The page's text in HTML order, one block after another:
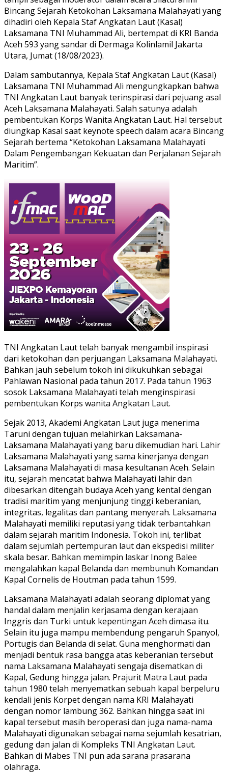
Bincang Sejarah Ketokohan Laksamana Malahayati yang
dihadiri oleh Kepala Staf Angkatan Laut (Kasal)
Laksamana TNI Muhammad Ali, bertempat di KRI Banda
Aceh 593 yang sandar di Dermaga Kolinlamil Jakarta
Utara, Jumat (18/08/2023).
Dalam sambutannya, Kepala Staf Angkatan Laut (Kasal)
Laksamana TNI Muhammad Ali mengungkapkan bahwa
TNI Angkatan Laut banyak terinspirasi dari pejuang asal
Aceh Laksamana Malahayati. Salah satunya adalah
pembentukan Korps Wanita Angkatan Laut. Hal tersebut
diungkap Kasal saat keynote speech dalam acara Bincang
Sejarah bertema “Ketokohan Laksamana Malahayati
Dalam Pengembangan Kekuatan dan Perjalanan Sejarah
Maritim”.
TNI Angkatan Laut telah banyak mengambil inspirasi
dari ketokohan dan perjuangan Laksamana Malahayati.
Bahkan jauh sebelum tokoh ini dikukuhkan sebagai
Pahlawan Nasional pada tahun 2017. Pada tahun 1963
sosok Laksamana Malahayati telah menginspirasi
pembentukan Korps wanita Angkatan Laut.
Sejak 2013, Akademi Angkatan Laut juga menerima
Taruni dengan tujuan melahirkan Laksamana-
Laksamana Malahayati yang baru dikemudian hari. Lahir
Laksamana Malahayati yang sama kinerjanya dengan
Laksamana Malahayati di masa kesultanan Aceh. Selain
itu, sejarah mencatat bahwa Malahayati lahir dan
dibesarkan ditengah budaya Aceh yang kental dengan
tradisi maritim yang menjunjung tinggi keberanian,
integritas, legalitas dan pantang menyerah. Laksamana
Malahayati memiliki reputasi yang tidak terbantahkan
dalam sejarah maritim Indonesia. Tokoh ini, terlibat
dalam sejumlah pertempuran laut dan ekspedisi militer
skala besar. Bahkan memimpin laskar Inong Balee
mengalahkan kapal Belanda dan membunuh Komandan
Kapal Cornelis de Houtman pada tahun 1599.
Laksamana Malahayati adalah seorang diplomat yang
handal dalam menjalin kerjasama dengan kerajaan
Inggris dan Turki untuk kepentingan Aceh dimasa itu.
Selain itu juga mampu membendung pengaruh Spanyol,
Portugis dan Belanda di selat. Guna menghormati dan
menjadi bentuk rasa bangga atas keberanian tersebut
nama Laksamana Malahayati sengaja disematkan di
Kapal, Gedung hingga jalan. Prajurit Matra Laut pada
tahun 1980 telah menyematkan sebuah kapal berpeluru
kendali jenis Korpet dengan nama KRI Malahayati
dengan nomor lambung 362. Bahkan hingga saat ini
kapal tersebut masih beroperasi dan juga nama-nama
Malahayati digunakan sebagai nama sejumlah kesatrian,
gedung dan jalan di Kompleks TNI Angkatan Laut.
Bahkan di Mabes TNI pun ada sarana prasarana
olahraga.